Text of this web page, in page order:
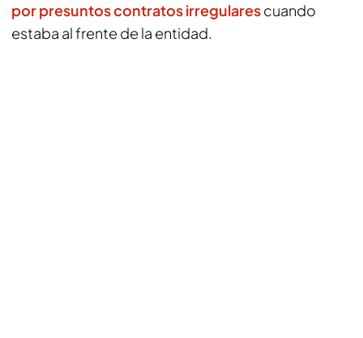
por presuntos contratos irregularescuando
estaba al frente de la entidad.